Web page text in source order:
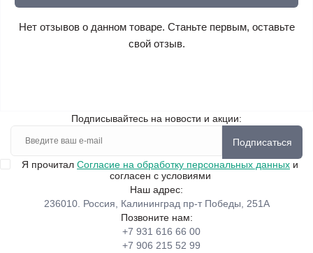
Нет отзывов о данном товаре. Станьте первым, оставьте
свой отзыв.
Подписывайтесь на новости и акции:
Подписаться
Я прочитал Согласие на обработку персональных данных и
согласен с условиями
Наш адрес:
236010. Россия, Калининград пр-т Победы, 251А
Позвоните нам:
+7 931 616 66 00
+7 906 215 52 99